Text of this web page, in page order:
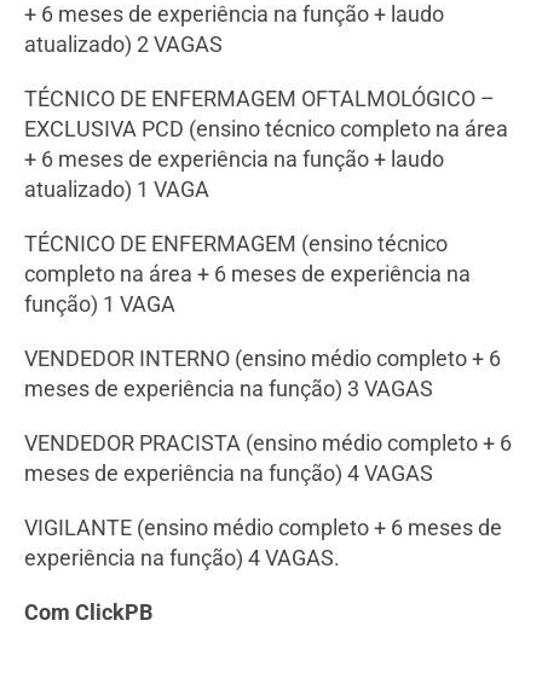
+ 6 meses de experiência na função + laudo
atualizado) 2 VAGAS
TÉCNICO DE ENFERMAGEM OFTALMOLÓGICO –
EXCLUSIVA PCD (ensino técnico completo na área
+ 6 meses de experiência na função + laudo
atualizado) 1 VAGA
TÉCNICO DE ENFERMAGEM (ensino técnico
completo na área + 6 meses de experiência na
função) 1 VAGA
VENDEDOR INTERNO (ensino médio completo + 6
meses de experiência na função) 3 VAGAS
VENDEDOR PRACISTA (ensino médio completo + 6
meses de experiência na função) 4 VAGAS
VIGILANTE (ensino médio completo + 6 meses de
experiência na função) 4 VAGAS.
Com ClickPB